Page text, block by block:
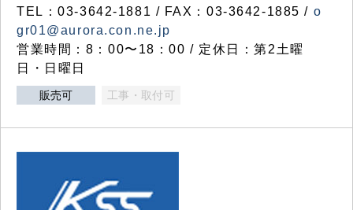
TEL：03-3642-1881 / FAX：03-3642-1885 / o
gr01@aurora.con.ne.jp
営業時間：8：00〜18：00 / 定休日：第2土曜
日・日曜日
販売可 工事・取付可